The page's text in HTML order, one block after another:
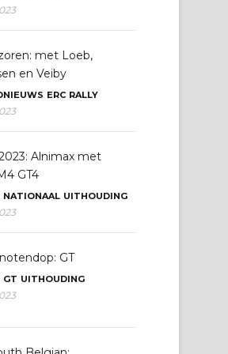
met Loeb,
en Veiby
ERC RALLY
Alnimax met
GT4
NATIONAAL UITHOUDING
GT
GT UITHOUDING